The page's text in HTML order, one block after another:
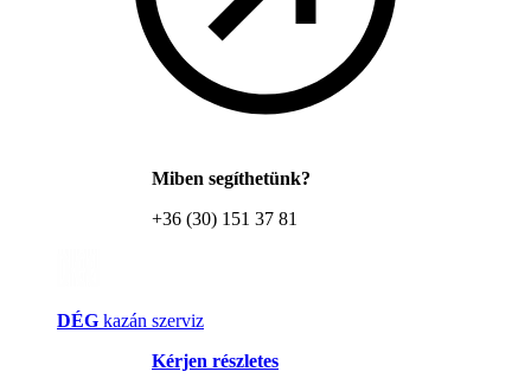
Miben segíthetünk?
+36 (30) 151 37 81
DÉG kazán szerviz
Kérjen részletes